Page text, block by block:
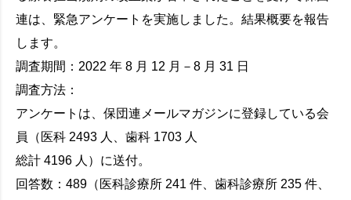
連は、緊急アンケートを実施しました。結果概要を報告
します。
調査期間：2022 年 8 月 12 月－8 月 31 日
調査方法：
アンケートは、保団連メールマガジンに登録している会
員（医科 2493 人、歯科 1703 人
総計 4196 人）に送付。
回答数：489（医科診療所 241 件、歯科診療所 235 件、